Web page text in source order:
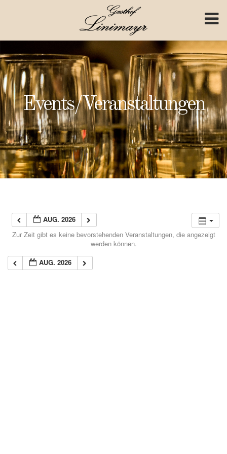
Events/Veranstaltungen
AUG. 2026
Zur Zeit gibt es keine bevorstehenden Veranstaltungen, die angezeigt
werden können.
AUG. 2026